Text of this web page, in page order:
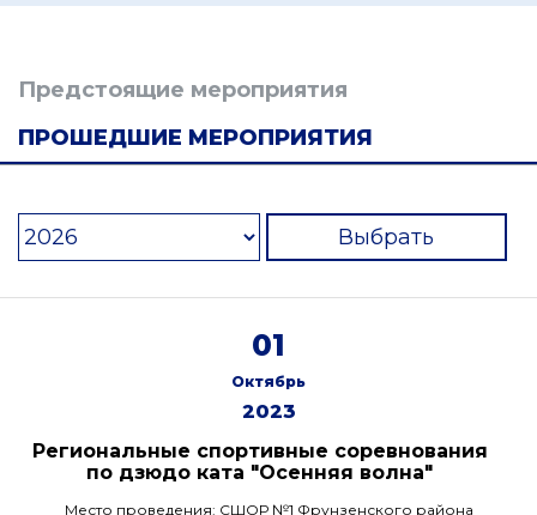
Предстоящие мероприятия
ПРОШЕДШИЕ МЕРОПРИЯТИЯ
Выбрать
01
Октябрь
2023
Региональные спортивные соревнования
по дзюдо ката "Осенняя волна"
Место проведения: СШОР №1 Фрунзенского района